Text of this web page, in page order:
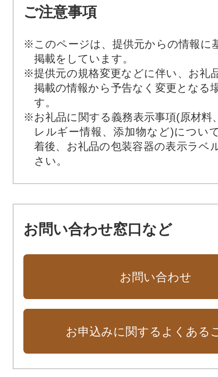
ご注意事項
※このページは、提供元からの情報に
掲載をしています。
※提供元の規格変更などに伴い、お礼
掲載の情報から予告なく変更となる
す。
※お礼品に関する義務表示事項(原材料
レルギー情報、添加物など)につい
着後、お礼品の包装容器の表示ラベ
さい。
お問い合わせ窓口など
お問い合わせ
お申込みに関するよくある